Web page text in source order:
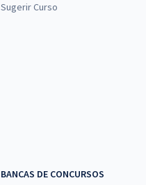
Sugerir Curso
BANCAS DE CONCURSOS